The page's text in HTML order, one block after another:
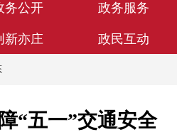
务公开 政务服务
新亦庄 政民互动
“五一”交通安全